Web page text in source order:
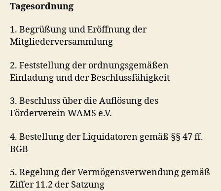
Tagesordnung
1. Begrüßung und Eröffnung der
Mitgliederversammlung
2. Feststellung der ordnungsgemäßen
Einladung und der Beschlussfähigkeit
3. Beschluss über die Auflösung des
Förderverein WAMS e.V.
4. Bestellung der Liquidatoren gemäß §§ 47 ff.
BGB
5. Regelung der Vermögensverwendung gemäß
Ziffer 11.2 der Satzung